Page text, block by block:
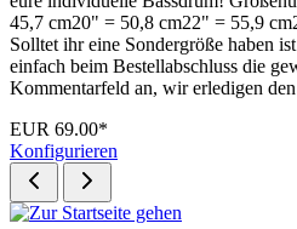
45,7 cm20" = 50,8 cm22" = 55,9
Solltet ihr eine Sondergröße haben
einfach beim Bestellabschluss die
Kommentarfeld an, wir erledigen
EUR 69.00*
Konfigurieren